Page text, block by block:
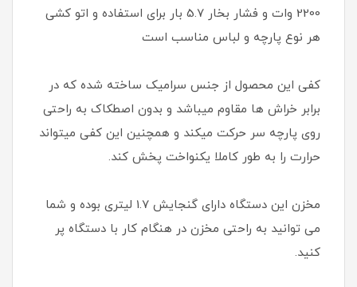
2200 وات و فشار بخار 5.7 بار برای استفاده و اتو کشی
هر نوع پارچه و لباس مناسب است
کفی این محصول از جنس سرامیک ساخته شده که در
برابر خراش ها مقاوم میباشد و بدون اصطکاک به راحتی
روی پارچه سر حرکت میکند و همچنین این کفی میتواند
حرارت را به طور کاملا یکنواخت پخش کند.
مخزن این دستگاه دارای گنجایش 1.7 لیتری بوده و شما
می‌ توانید به راحتی مخزن در هنگام کار با دستگاه پر
کنید.